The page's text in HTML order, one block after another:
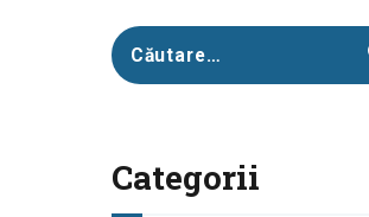
Caută
după:
Categorii